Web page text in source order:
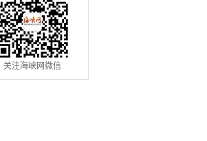
关注海峡网微信